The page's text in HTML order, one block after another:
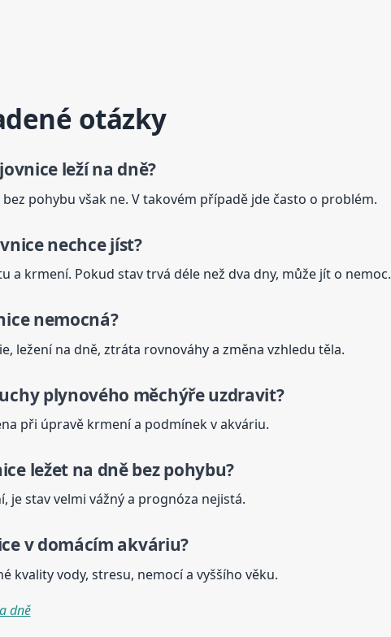
otázky
leží na dně?
pohybu však ne. V takovém případě jde často o problém.
nechce jíst?
a krmení. Pokud stav trvá déle než dva dny, může jít o nemoc.
nemocná?
ležení na dně, ztráta rovnováhy a změna vzhledu těla.
plynového měchýře uzdravit?
při úpravě krmení a podmínek v akváriu.
ležet na dně bez pohybu?
je stav velmi vážný a prognóza nejistá.
v domácím akváriu?
kvality vody, stresu, nemocí a vyššího věku.
dně